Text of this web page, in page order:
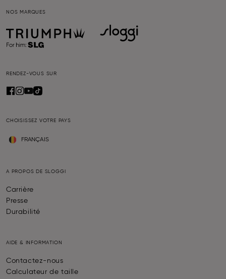
NOS MARQUES
RENDEZ-VOUS SUR
CHOISISSEZ VOTRE PAYS
FRANÇAIS
A PROPOS DE SLOGGI
Carrière
Presse
Durabilité
AIDE & INFORMATION
Contactez-nous
Calculateur de taille